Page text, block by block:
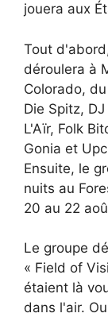
jouera aux
Tout
déroulera à
Colorado,
Die Spitz,
L'Aïr, Folk
Gonia et
Ensuite, le
nuits au
20 au 22
Le groupe
« Field of
étaient là
dans l'air.